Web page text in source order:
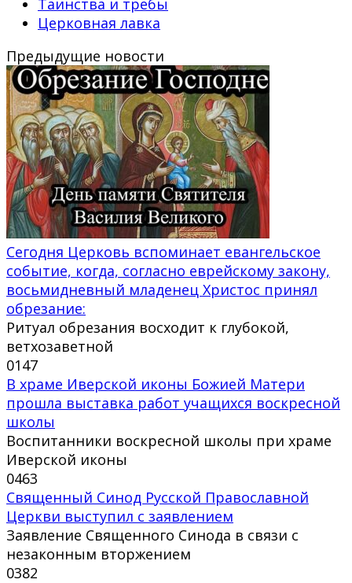
Таинства и требы
Церковная лавка
Предыдущие новости
Сегодня Церковь вспоминает евангельское
событие, когда, согласно еврейскому закону,
восьмидневный младенец Христос принял
обрезание:
Ритуал обрезания восходит к глубокой,
ветхозаветной
0147
В храме Иверской иконы Божией Матери
прошла выставка работ учащихся воскресной
школы
Воспитанники воскресной школы при храме
Иверской иконы
0463
Священный Синод Русской Православной
Церкви выступил с заявлением
Заявление Священного Синода в связи с
незаконным вторжением
0382